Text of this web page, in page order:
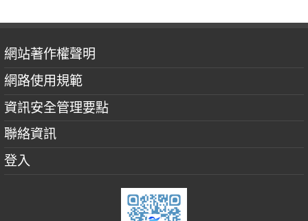
網站著作權聲明
網路使用規範
資訊安全管理要點
聯絡資訊
登入